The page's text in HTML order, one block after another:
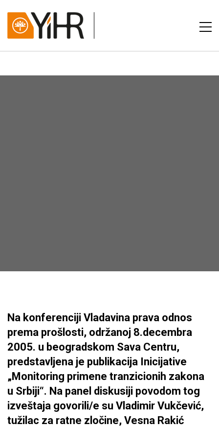
Na konferenciji Vladavina prava odnos
prema prošlosti, održanoj 8.decembra
2005. u beogradskom Sava Centru,
predstavljena je publikacija Inicijative
„Monitoring primene tranzicionih zakona
u Srbiji“. Na panel diskusiji povodom tog
izveštaja govorili/e su Vladimir Vukčević,
tužilac za ratne zločine, Vesna Rakić